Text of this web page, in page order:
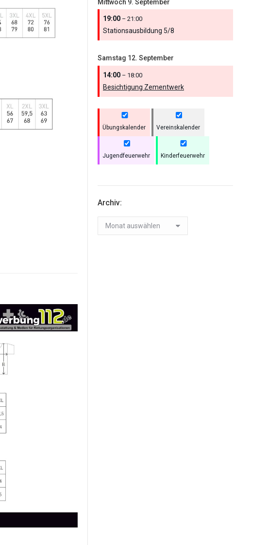
Mittwoch 9. September
19:00 – 21:00
Stationsausbildung 5/8
Samstag 12. September
14:00 – 18:00
Besichtigung Zementwerk
Übungskalender Vereinskalender
Jugendfeuerwehr Kinderfeuerwehr
Archiv:
Archiv: